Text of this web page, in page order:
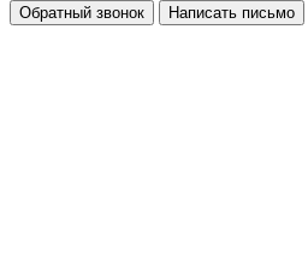
Обратный звонок Написать письмо